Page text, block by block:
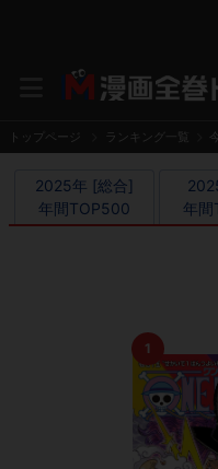
トップページ ランキング一覧
2025年 [総合]
年間TOP500
年
1